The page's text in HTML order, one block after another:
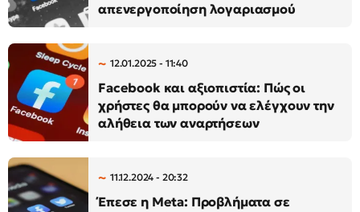
απενεργοποίηση λογαριασμού
12.01.2025 - 11:40
Facebook και αξιοπιστία: Πώς οι
χρήστες θα μπορούν να ελέγχουν την
αλήθεια των αναρτήσεων
11.12.2024 - 20:32
Έπεσε η Meta: Προβλήματα σε